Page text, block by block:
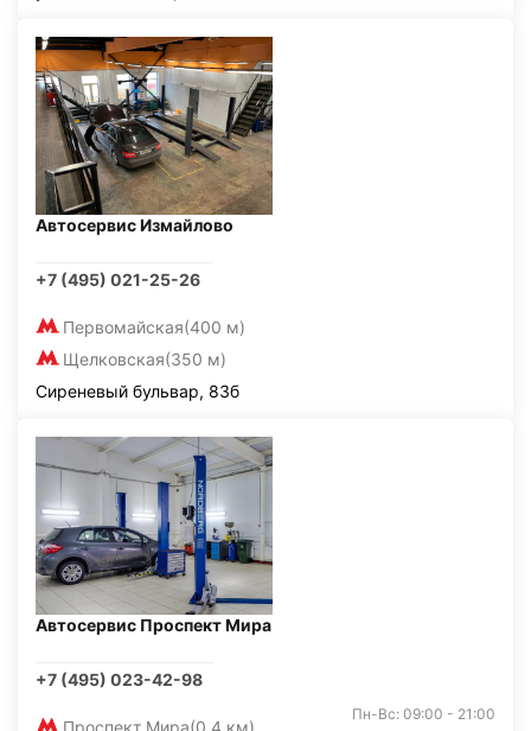
Автосервис Измайлово
+7 (495) 021-25-26
Первомайская(400 м)
Щелковская(350 м)
Сиреневый бульвар, 83б
Автосервис Проспект Мира
+7 (495) 023-42-98
Проспект Мира(0,4 км)
Пн-Вс: 09:00 - 21:00